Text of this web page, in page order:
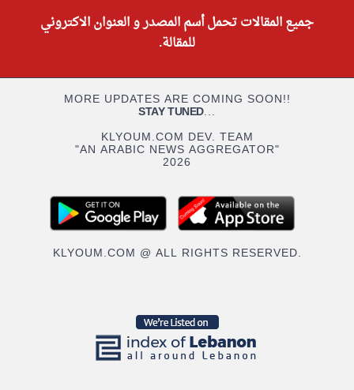
جميع المقالات تحمل أسم المصدر و العنوان الاكتروني
للمقالة.
MORE UPDATES ARE COMING SOON!!
STAY TUNED...
KLYOUM.COM DEV. TEAM
"AN ARABIC NEWS AGGREGATOR"
2026
KLYOUM.COM @ ALL RIGHTS RESERVED.